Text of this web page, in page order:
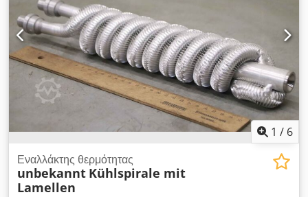
1 / 6
Εναλλάκτης θερμότητας
unbekannt Kühlspirale mit
Lamellen